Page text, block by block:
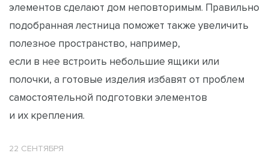
элементов сделают дом неповторимым. Правильно
подобранная лестница поможет также увеличить
полезное пространство, например,
если в нее встроить небольшие ящики или
полочки, а готовые изделия избавят от проблем
самостоятельной подготовки элементов
и их крепления.
22 СЕНТЯБРЯ